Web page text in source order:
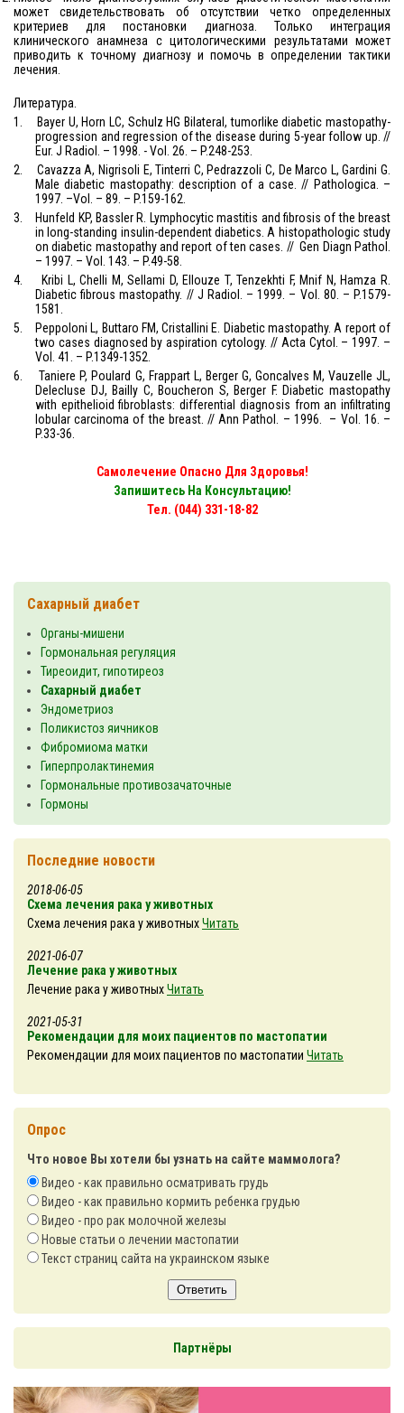
может свидетельствовать об отсутствии четко определенных
критериев для постановки диагноза. Только интеграция
клинического анамнеза с цитологическими результатами может
приводить к точному диагнозу и помочь в определении тактики
лечения.
Литература.
1.
Bayer U, Horn LC, Schulz HG Bilateral, tumorlike diabetic mastopathy-
progression and regression of the disease during 5-year follow up. //
Eur. J Radiol. – 1998. - Vol. 26. – P.248-253.
2.
Cavazza A, Nigrisoli E, Tinterri C, Pedrazzoli C, De Marco L, Gardini G.
Male diabetic mastopathy: description of a case. // Pathologica. –
1997. –Vol. – 89. – P.159-162.
3.
Hunfeld KP, Bassler R. Lymphocytic mastitis and fibrosis of the breast
in long-standing insulin-dependent diabetics. A histopathologic study
on diabetic mastopathy and report of ten cases. // Gen Diagn Pathol.
– 1997. – Vol. 143. – P.49-58.
4.
Kribi L, Chelli M, Sellami D, Ellouze T, Tenzekhti F, Mnif N, Hamza R.
Diabetic fibrous mastopathy. // J Radiol. – 1999. – Vol. 80. – P.1579-
1581.
5.
Peppoloni L, Buttaro FM, Cristallini E. Diabetic mastopathy. A report of
two cases diagnosed by aspiration cytology. // Acta Cytol. – 1997. –
Vol. 41. – P.1349-1352.
6.
Taniere P, Poulard G, Frappart L, Berger G, Goncalves M, Vauzelle JL,
Delecluse DJ, Bailly C, Boucheron S, Berger F. Diabetic mastopathy
with epithelioid fibroblasts: differential diagnosis from an infiltrating
lobular carcinoma of the breast. // Ann Pathol. – 1996.
– Vol. 16. –
P.33-36.
Самолечение Опасно Для Здоровья!
Запишитесь На Консультацию!
Тел. (044) 331-18-82
Сахарный диабет
Органы-мишени
Гормональная регуляция
Тиреоидит, гипотиреоз
Сахарный диабет
Эндометриоз
Поликистоз яичников
Фибромиома матки
Гиперпролактинемия
Гормональные противозачаточные
Гормоны
Последние новости
2018-06-05
Схема лечения рака у животных
Схема лечения рака у животныхЧитать
2021-06-07
Лечение рака у животных
Лечение рака у животныхЧитать
2021-05-31
Рекомендации для моих пациентов по мастопатии
Рекомендации для моих пациентов по мастопатии Читать
Опрос
Что новое Вы хотели бы узнать на сайте маммолога?
Видео - как правильно осматривать грудь
Видео - как правильно кормить ребенка грудью
Видео - про рак молочной железы
Новые статьи о лечении мастопатии
Текст страниц сайта на украинском языке
Ответить
Партнёры